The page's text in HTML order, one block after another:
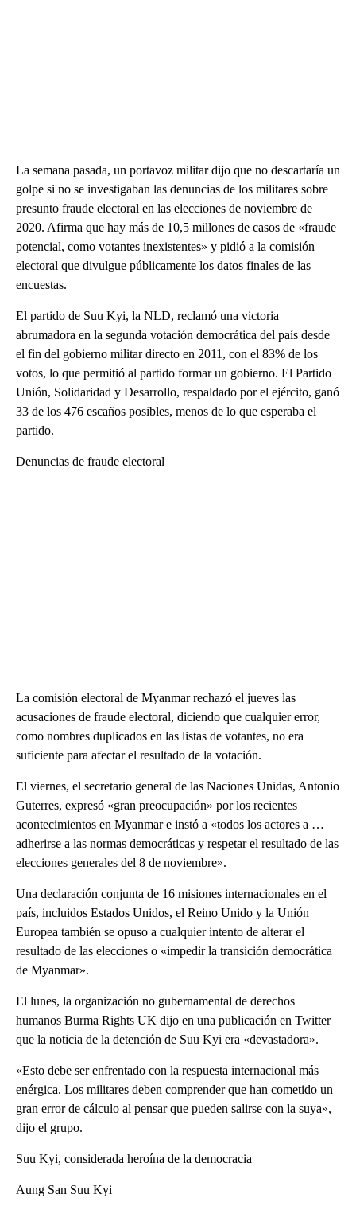
La semana pasada, un portavoz militar dijo que no descartaría un
golpe si no se investigaban las denuncias de los militares sobre
presunto fraude electoral en las elecciones de noviembre de
2020. Afirma que hay más de 10,5 millones de casos de «fraude
potencial, como votantes inexistentes» y pidió a la comisión
electoral que divulgue públicamente los datos finales de las
encuestas.
El partido de Suu Kyi, la NLD, reclamó una victoria
abrumadora en la segunda votación democrática del país desde
el fin del gobierno militar directo en 2011, con el 83% de los
votos, lo que permitió al partido formar un gobierno. El Partido
Unión, Solidaridad y Desarrollo, respaldado por el ejército, ganó
33 de los 476 escaños posibles, menos de lo que esperaba el
partido.
Denuncias de fraude electoral
La comisión electoral de Myanmar rechazó el jueves las
acusaciones de fraude electoral, diciendo que cualquier error,
como nombres duplicados en las listas de votantes, no era
suficiente para afectar el resultado de la votación.
El viernes, el secretario general de las Naciones Unidas, Antonio
Guterres, expresó «gran preocupación» por los recientes
acontecimientos en Myanmar e instó a «todos los actores a …
adherirse a las normas democráticas y respetar el resultado de las
elecciones generales del 8 de noviembre».
Una declaración conjunta de 16 misiones internacionales en el
país, incluidos Estados Unidos, el Reino Unido y la Unión
Europea también se opuso a cualquier intento de alterar el
resultado de las elecciones o «impedir la transición democrática
de Myanmar».
El lunes, la organización no gubernamental de derechos
humanos Burma Rights UK dijo en una publicación en Twitter
que la noticia de la detención de Suu Kyi era «devastadora».
«Esto debe ser enfrentado con la respuesta internacional más
enérgica. Los militares deben comprender que han cometido un
gran error de cálculo al pensar que pueden salirse con la suya»,
dijo el grupo.
Suu Kyi, considerada heroína de la democracia
Aung San Suu Kyi